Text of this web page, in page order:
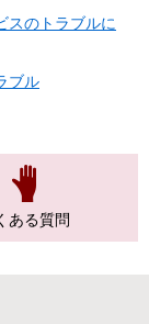
スのトラブルに
ブル
ある質問